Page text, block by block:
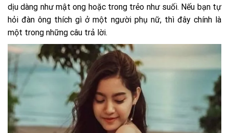
dịu dàng như mật ong hoặc trong trẻo như suối. Nếu bạn tự
hỏi đàn ông thích gì ở một người phụ nữ, thì đây chính là
một trong những câu trả lời.